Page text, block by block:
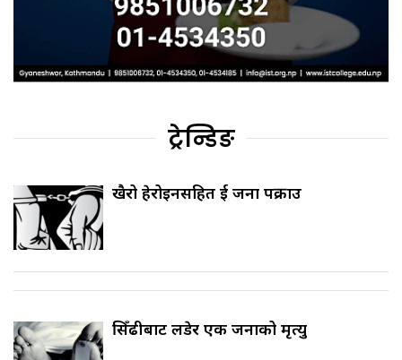
ट्रेन्डिङ
खैरो हेरोइनसहित दुई जना पक्राउ
सिँढीबाट लडेर एक जनाको मृत्यु